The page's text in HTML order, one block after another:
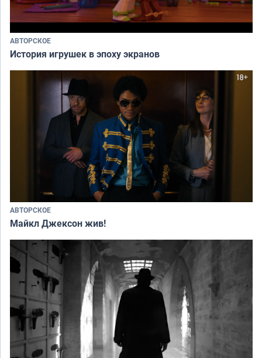
АВТОРСКОЕ
История игрушек в эпоху экранов
АВТОРСКОЕ
Майкл Джексон жив!